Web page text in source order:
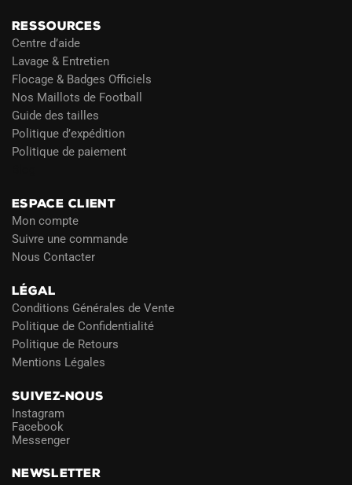
RESSOURCES
Centre d’aide
Lavage & Entretien
Flocage & Badges Officiels
Nos Maillots de Football
Guide des tailles
Politique d’expédition
Politique de paiement
ESPACE CLIENT
Mon compte
Suivre une commande
Nous Contacter
LÉGAL
Conditions Générales de Vente
Politique de Confidentialité
Politique de Retours
Mentions Légales
SUIVEZ-NOUS
Instagram
Facebook
Messenger
NEWSLETTER